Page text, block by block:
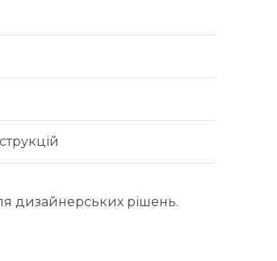
дизайнерських рішень.